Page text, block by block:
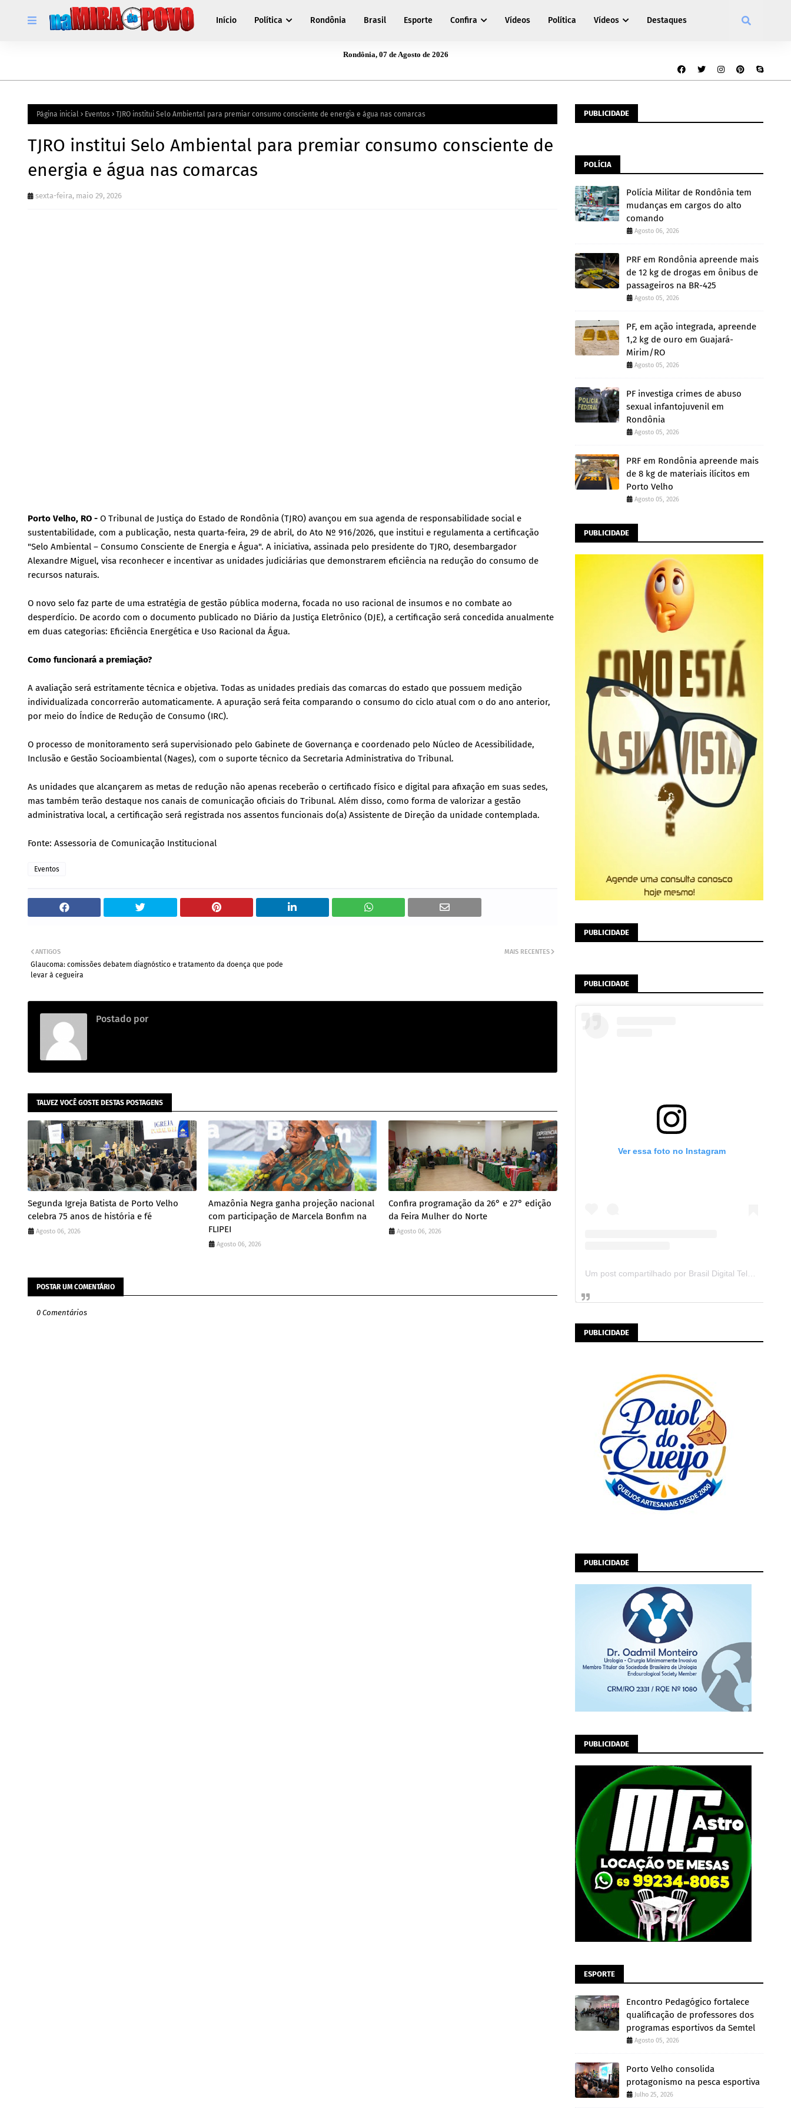
Início Política Rondônia Brasil Esporte Confira Vídeos Política Vídeos Destaques
Rondônia, 07 de Agosto de 2026
Página inicial Eventos TJRO institui Selo Ambiental para premiar consumo consciente de energia e água nas comarcas
TJRO institui Selo Ambiental para premiar consumo consciente de
energia e água nas comarcas
sexta-feira, maio 29, 2026
Porto Velho, RO - O Tribunal de Justiça do Estado de Rondônia (TJRO) avançou em sua agenda de responsabilidade social e
sustentabilidade, com a publicação, nesta quarta-feira, 29 de abril, do Ato Nº 916/2026, que institui e regulamenta a certificação
"Selo Ambiental – Consumo Consciente de Energia e Água". A iniciativa, assinada pelo presidente do TJRO, desembargador
Alexandre Miguel, visa reconhecer e incentivar as unidades judiciárias que demonstrarem eficiência na redução do consumo de
recursos naturais.
O novo selo faz parte de uma estratégia de gestão pública moderna, focada no uso racional de insumos e no combate ao
desperdício. De acordo com o documento publicado no Diário da Justiça Eletrônico (DJE), a certificação será concedida anualmente
em duas categorias: Eficiência Energética e Uso Racional da Água.
Como funcionará a premiação?
A avaliação será estritamente técnica e objetiva. Todas as unidades prediais das comarcas do estado que possuem medição
individualizada concorrerão automaticamente. A apuração será feita comparando o consumo do ciclo atual com o do ano anterior,
por meio do Índice de Redução de Consumo (IRC).
O processo de monitoramento será supervisionado pelo Gabinete de Governança e coordenado pelo Núcleo de Acessibilidade,
Inclusão e Gestão Socioambiental (Nages), com o suporte técnico da Secretaria Administrativa do Tribunal.
As unidades que alcançarem as metas de redução não apenas receberão o certificado físico e digital para afixação em suas sedes,
mas também terão destaque nos canais de comunicação oficiais do Tribunal. Além disso, como forma de valorizar a gestão
administrativa local, a certificação será registrada nos assentos funcionais do(a) Assistente de Direção da unidade contemplada.
Fonte: Assessoria de Comunicação Institucional
Eventos
MAIS RECENTES
ANTIGOS
Glaucoma: comissões debatem diagnóstico e tratamento da doença que pode
levar à cegueira
Postado por
TALVEZ VOCÊ GOSTE DESTAS POSTAGENS
Segunda Igreja Batista de Porto Velho
celebra 75 anos de história e fé
Agosto 06, 2026
Amazônia Negra ganha projeção nacional
com participação de Marcela Bonfim na
FLIPEI
Agosto 06, 2026
Confira programação da 26° e 27° edição
da Feira Mulher do Norte
Agosto 06, 2026
POSTAR UM COMENTÁRIO
0 Comentários
PUBLICIDADE
POLÍCIA
Polícia Militar de Rondônia tem
mudanças em cargos do alto
comando
Agosto 06, 2026
PRF em Rondônia apreende mais
de 12 kg de drogas em ônibus de
passageiros na BR-425
Agosto 05, 2026
PF, em ação integrada, apreende
1,2 kg de ouro em Guajará-
Mirim/RO
Agosto 05, 2026
PF investiga crimes de abuso
sexual infantojuvenil em
Rondônia
Agosto 05, 2026
PRF em Rondônia apreende mais
de 8 kg de materiais ilícitos em
Porto Velho
Agosto 05, 2026
PUBLICIDADE
PUBLICIDADE
PUBLICIDADE
Ver essa foto no Instagram
PUBLICIDADE
PUBLICIDADE
PUBLICIDADE
ESPORTE
Encontro Pedagógico fortalece
qualificação de professores dos
programas esportivos da Semtel
Agosto 05, 2026
Porto Velho consolida
protagonismo na pesca esportiva
Julho 25, 2026